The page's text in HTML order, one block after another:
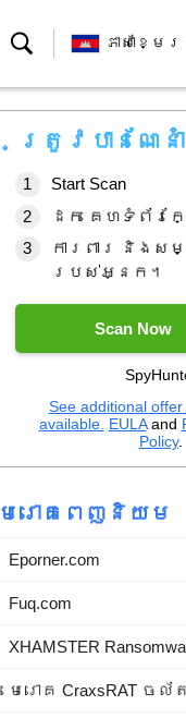
ស្វែងរក ភាសាខ្មែរ
ត្រូវបានណែន
Start Scan
ដក គេហទំព័រក្
ការពារ និងសម្
របស់អ្នក។
Scan Now
See additional
available. EULAand
Policy.
មេរោគពេញនិយម
Eporner.com
Fuq.com
XHAMSTER
មេរោគ CraxsRAT ចល័ត